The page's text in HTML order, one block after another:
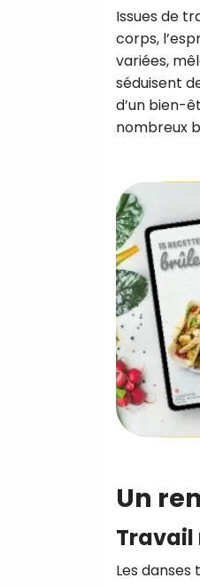
Issues de
corps,
variées,
séduisent
d’un bien-
nombreux
Un
Travail
Les